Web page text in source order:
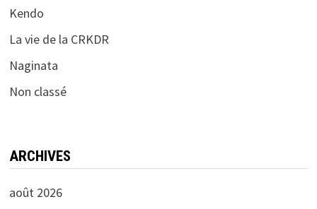
Kendo
La vie de la CRKDR
Naginata
Non classé
ARCHIVES
août 2026